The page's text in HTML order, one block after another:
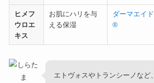
ヒメフ
ウロエ
キス
お肌にハリを与
える保湿
ダーマエイド
®
エトヴォスやトランシーノなど